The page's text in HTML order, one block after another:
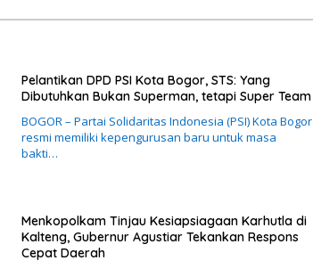
Pelantikan DPD PSI Kota Bogor, STS: Yang
Dibutuhkan Bukan Superman, tetapi Super Team
BOGOR – Partai Solidaritas Indonesia (PSI) Kota Bogor
resmi memiliki kepengurusan baru untuk masa
bakti…
Menkopolkam Tinjau Kesiapsiagaan Karhutla di
Kalteng, Gubernur Agustiar Tekankan Respons
Cepat Daerah